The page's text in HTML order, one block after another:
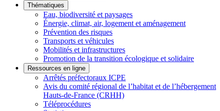
Thématiques
Eau, biodiversité et paysages
Énergie, climat, air, logement et aménagement
Prévention des risques
Transports et véhicules
Mobilités et infrastructures
Promotion de la transition écologique et solidaire
Ressources en ligne
Arrêtés préfectoraux ICPE
Avis du comité régional de l’habitat et de l’hébergement
Hauts-de-France (CRHH)
Téléprocédures